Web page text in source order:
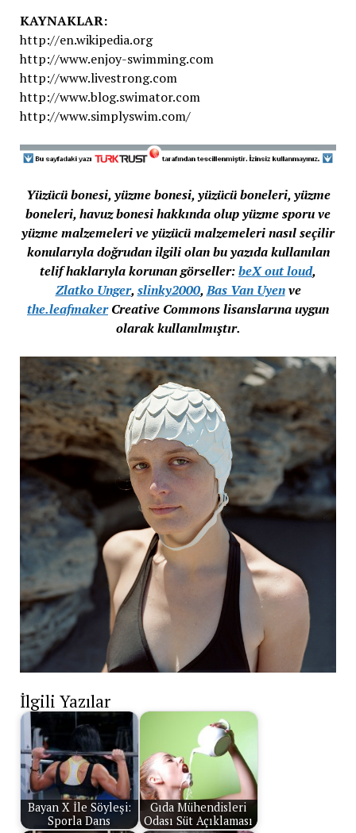
KAYNAKLAR:
http://en.wikipedia.org
http://www.enjoy-swimming.com
http://www.livestrong.com
http://www.blog.swimator.com
http://www.simplyswim.com/
Yüzücü bonesi, yüzme bonesi, yüzücü boneleri, yüzme
boneleri, havuz bonesi hakkında olup yüzme sporu ve
yüzme malzemeleri ve yüzücü malzemeleri nasıl seçilir
konularıyla doğrudan ilgili olan bu yazıda kullanılan
telif haklarıyla korunan görseller:beX out loud,
Zlatko Unger,slinky2000,Bas Van Uyenve
the.leafmakerCreative Commons lisanslarına uygun
olarak kullanılmıştır.
İlgili Yazılar
Bayan X İle Söyleşi:
Sporla Dans
Gıda Mühendisleri
Odası Süt Açıklaması